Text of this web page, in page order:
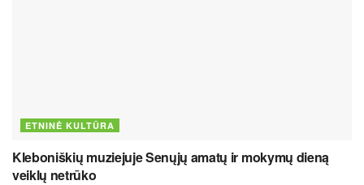
ETNINĖ KULTŪRA
Kleboniškių muziejuje Senųjų amatų ir mokymų dieną
veiklų netrūko